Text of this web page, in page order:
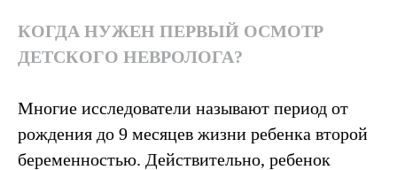
КОГДА НУЖЕН ПЕРВЫЙ ОСМОТР
ДЕТСКОГО НЕВРОЛОГА?
Многие исследователи называют период от
рождения до 9 месяцев жизни ребенка второй
беременностью. Действительно, ребенок